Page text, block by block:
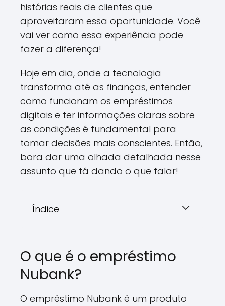
histórias reais de clientes que
aproveitaram essa oportunidade. Você
vai ver como essa experiência pode
fazer a diferença!
Hoje em dia, onde a tecnologia
transforma até as finanças, entender
como funcionam os empréstimos
digitais e ter informações claras sobre
as condições é fundamental para
tomar decisões mais conscientes. Então,
bora dar uma olhada detalhada nesse
assunto que tá dando o que falar!
Índice
O que é o empréstimo
Nubank?
O empréstimo Nubank é um produto